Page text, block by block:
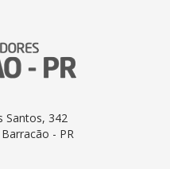
Santos, 342
- PR